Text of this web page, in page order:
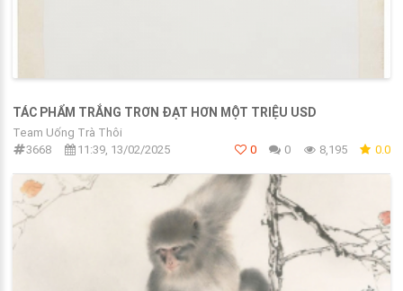
TÁC PHẨM TRẮNG TRƠN ĐẠT HƠN MỘT TRIỆU USD
Team Uống Trà Thôi
3668
11:39, 13/02/2025 0 0 8,195 0.0